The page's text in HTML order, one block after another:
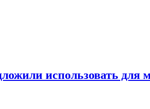
использовать для